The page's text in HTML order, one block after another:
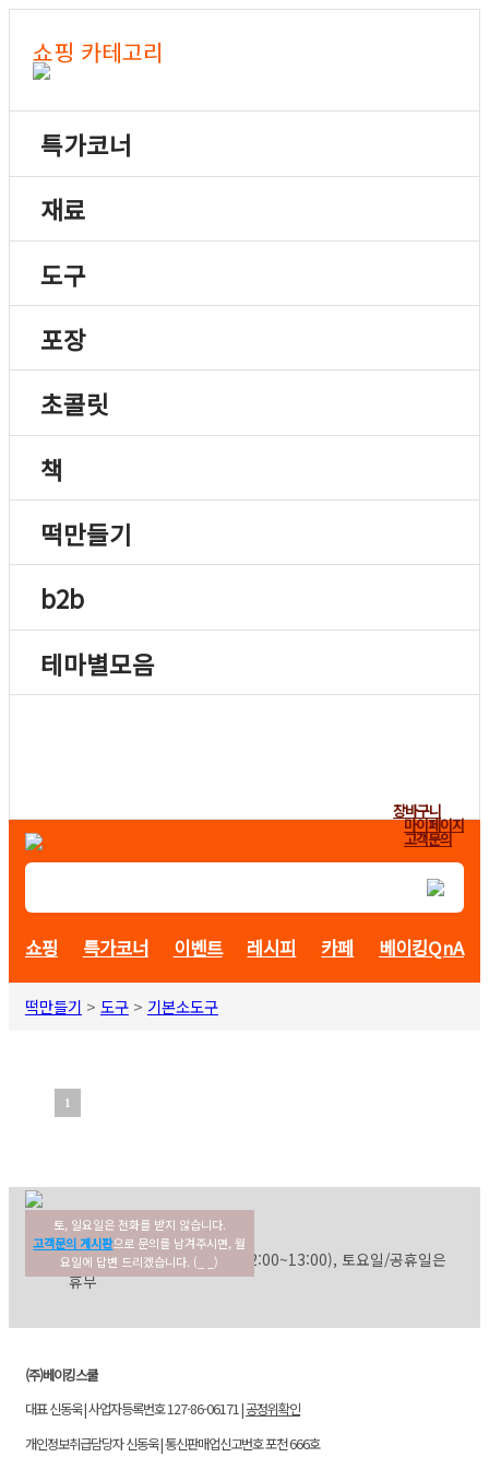
쇼핑 카테고리
특가코너
재료
도구
포장
초콜릿
책
떡만들기
b2b
테마별모음
장바구니
마이페이지
고객문의
쇼핑 특가코너 이벤트 레시피 카페 베이킹QnA
떡만들기 > 도구> 기본소도구
1
토, 일요일은 전화를 받지 않습니다.
고객문의 게시판으로 문의를 남겨주시면, 월
요일에 답변 드리겠습니다. (_ _)
고객센터 02-354-3022
평일: 09:30~17:30 (점심: 12:00~13:00), 토요일/공휴일은
휴무
(주)베이킹스쿨
대표 신동욱 | 사업자등록번호 127-86-06171 |공정위확인
개인정보취급담당자 신동욱 | 통신판매업신고번호 포천 666호